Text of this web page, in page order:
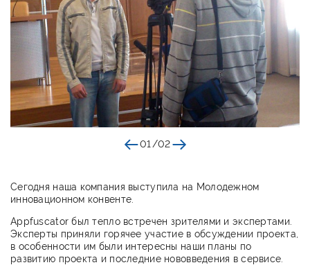
01 /02
Сегодня наша компания выступила на Молодежном
инновационном конвенте.
Appfuscator был тепло встречен зрителями и экспертами.
Эксперты приняли горячее участие в обсуждении проекта,
в особенности им были интересны наши планы по
развитию проекта и последние нововведения в сервисе.